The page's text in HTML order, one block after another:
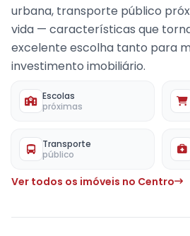
urbana, transporte público
vida — características que
excelente escolha tanto para
investimento imobiliário.
Escolas
próximas
Transporte
público
Ver todos os imóveis no Centro